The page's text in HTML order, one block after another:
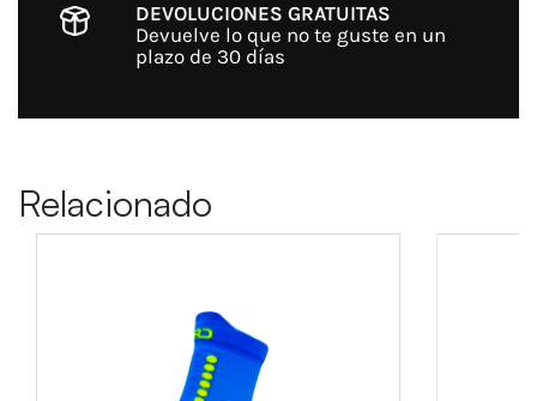
DEVOLUCIONES GRATUITAS
Devuelve lo que no te guste en un
plazo de 30 días
Relacionado